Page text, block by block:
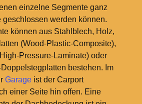
einzelne Segmente ganz
geschlossen werden können.
können aus Stahlblech, Holz,
(Wood-Plastic-Composite),
Pressure-Laminate) oder
bestehen. Im
Garageist der Carport
einer Seite hin offen. Eine